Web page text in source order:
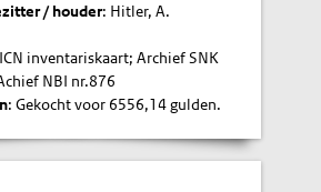
/ houder: Hitler, A.
inventariskaart; Archief SNK
NBI nr.876
: Gekocht voor 6556,14 gulden.